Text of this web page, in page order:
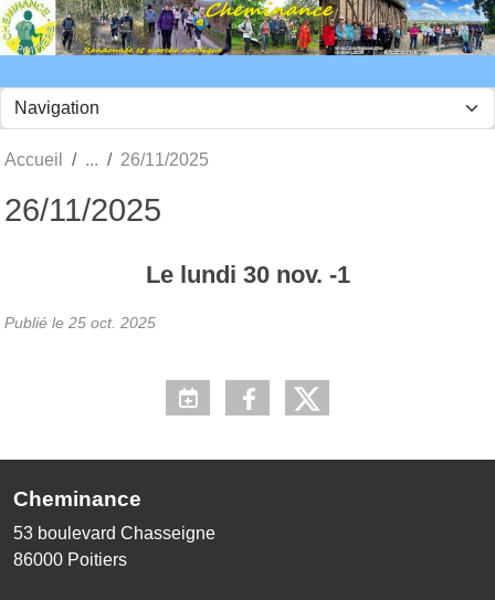
Accueil 26/11/2025
26/11/2025
Le lundi 30 nov. -1
Publié le 25 oct. 2025
Cheminance
53 boulevard Chasseigne
86000 Poitiers
Panneau de gestion des cookies